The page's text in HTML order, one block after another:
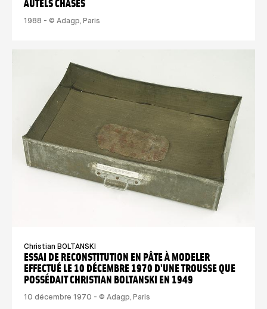
AUTELS CHASES
1988 - © Adagp, Paris
ESSAI DE RECONSTITUTION EN PÂTE À MODELER
EFFECTUÉ LE 10 DÉCEMBRE 1970 D'UNE TROUSSE QUE
POSSÉDAIT CHRISTIAN BOLTANSKI EN 1949
Christian BOLTANSKI
10 décembre 1970 - © Adagp, Paris